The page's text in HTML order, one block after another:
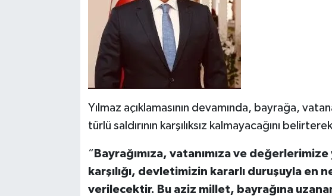
Yılmaz açıklamasının devamında, bayrağa,
türlü saldırının karşılıksız kalmayacağını
“ Bayrağımıza, vatanımıza ve
karşılığı, devletimizin kararlı duruşuyla en
verilecektir. Bu aziz millet, bayrağına